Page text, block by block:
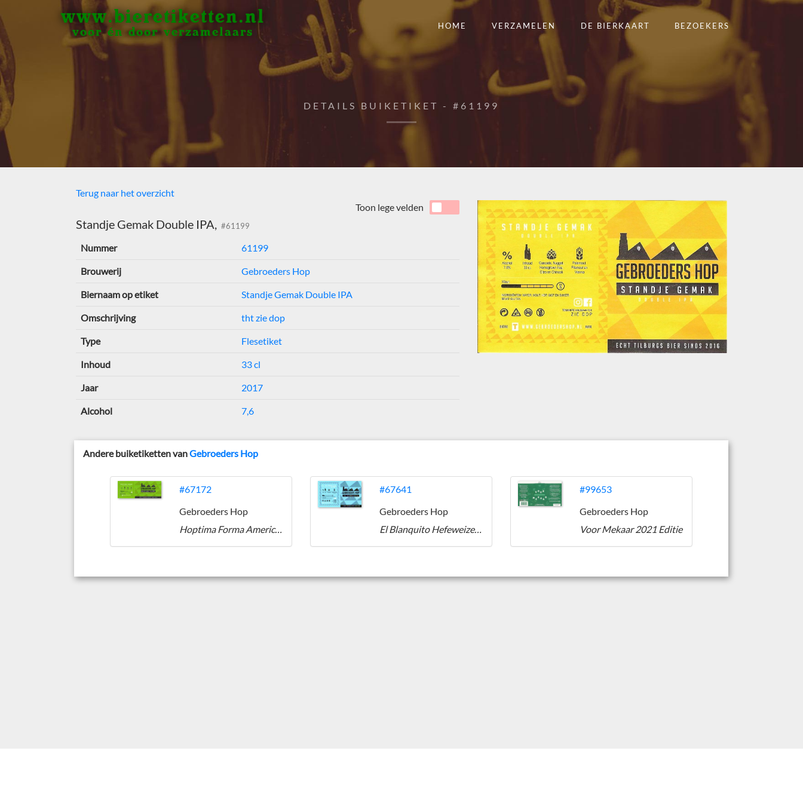
www.bieretiketten.nl
voor én door verzamelaars
HOME VERZAMELEN DE BIERKAART BEZOEKERS
DETAILS BUIKETIKET - #61199
Terug naar het overzicht
Standje Gemak Double IPA, #61199
Toon lege velden
Nummer 61199
Brouwerij Gebroeders Hop
Biernaam op etiket Standje Gemak Double IPA
Omschrijving tht zie dop
Type Flesetiket
Inhoud 33 cl
Jaar 2017
Alcohol 7,6
Andere buiketiketten vanGebroeders Hop
#67172
Gebroeders Hop
Hoptima Forma American IPA
#67641
Gebroeders Hop
El Blanquito Hefeweizen Dry Hopped
#99653
Gebroeders Hop
Voor Mekaar 2021 Editie